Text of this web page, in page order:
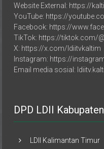
Website Internal: https://
Website External: https://
YouTube: https://
Facebook: https://
TikTok: https://tiktok.com/
X: https://x.com/ldiitvkaltim
Instagram: https://
DPD LDII